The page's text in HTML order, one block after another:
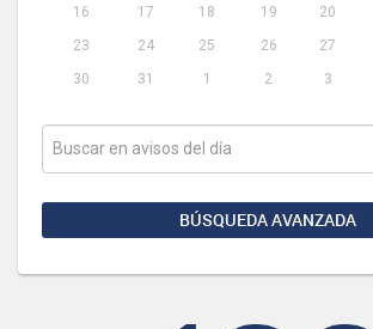
16
17 18 19 20
23
24 25 26 27
30
31 1 2 3
BÚSQUEDA AVANZADA